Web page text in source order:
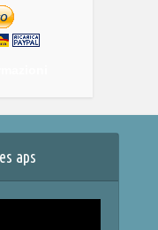
aps